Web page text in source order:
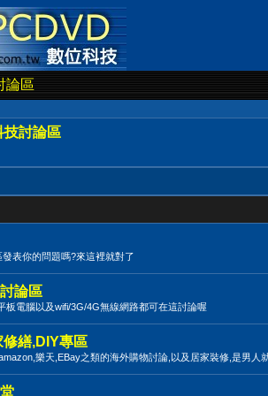
論區
技討論區
表你的問題嗎?來這裡就對了
論區
板電腦以及wifi/3G/4G無線網路都可在這討論喔
繕,DIY專區
樂天,EBay之類的海外購物討論,以及居家裝修,是男人